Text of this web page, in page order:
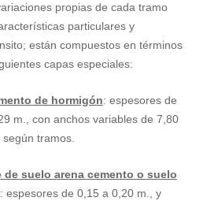
propias de cada tramo
particulares y
están compuestos en términos
capas especiales:
de hormigón: espesores de
m ., con anchos variables de 7,80
. según tramos.
de suelo arena cemento o suelo
: espesores de 0,15 a 0,20 m ., y